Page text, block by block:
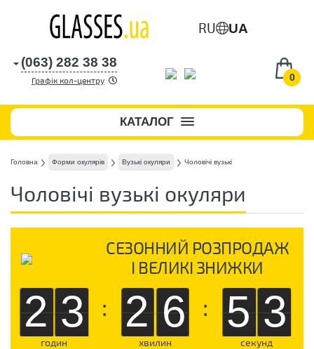
RU UA
0
(063) 282 38 38
Графік кол-центру
КАТАЛОГ
Головна Форми окулярів Вузькі окуляри Чоловічі вузькі
Чоловічі вузькі окуляри
СЕЗОННИЙ РОЗПРОДАЖ
І ВЕЛИКІ ЗНИЖКИ
23
годин
: 26
хвилин
: 52
секунд